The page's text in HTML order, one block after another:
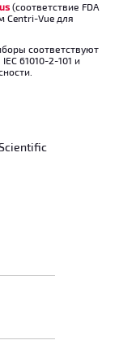
(соответствие FDA
Centri-Vue для
соответствуют
61010-2-101 и